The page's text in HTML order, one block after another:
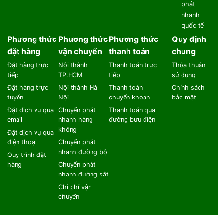
phát
nhanh
quốc tế
Phương thức
đặt hàng
Đặt hàng trực
tiếp
Đặt hàng trực
tuyến
Đặt dịch vụ qua
email
Đặt dịch vụ qua
điện thoại
Quy trình đặt
hàng
Phương thức
vận chuyển
Nội thành
TP.HCM
Nội thành Hà
Nội
Chuyển phát
nhanh hàng
không
Chuyển phát
nhanh đường bộ
Chuyển phát
nhanh đường sắt
Chi phí vận
chuyển
Phương thức
thanh toán
Thanh toán trực
tiếp
Thanh toán
chuyển khoản
Thanh toán qua
đường bưu điện
Quy định
chung
Thỏa thuận
sử dụng
Chính sách
bảo mật